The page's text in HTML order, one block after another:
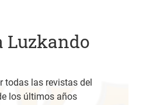
Luzkando
todas las revistas del
los últimos años